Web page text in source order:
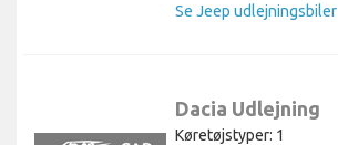
Se Jeep udlejningsbiler
Dacia Udlejning
Køretøjstyper: 1